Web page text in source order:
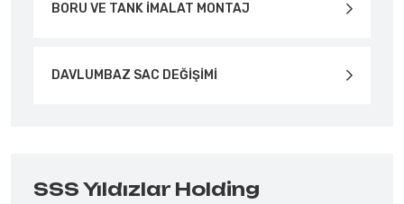
BORU VE TANK İMALAT MONTAJ
DAVLUMBAZ SAC DEĞİŞİMİ
SSS Yıldızlar Holding